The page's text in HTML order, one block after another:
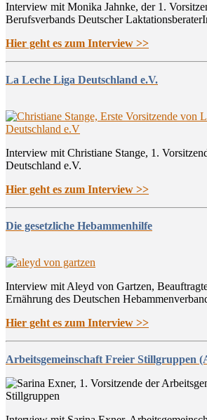
Interview mit Monika Jahnke, der 1.
Berufsverbands Deutscher
Hier geht es zum Interview >>
La Leche Liga Deutschland e.V.
Interview mit Christiane Stange, 1.
Deutschland e.V.
Hier geht es zum Interview >>
Die gesetzliche Hebammenhilfe
Interview mit Aleyd von Gartzen,
Ernährung des Deutschen
Hier geht es zum Interview >>
Arbeitsgemeinschaft Freier Stillgruppen